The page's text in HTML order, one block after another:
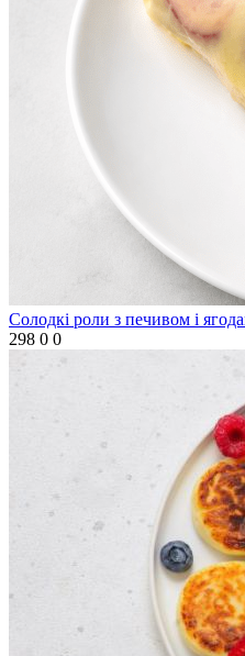
Солодкі роли з печивом і
298 0 0